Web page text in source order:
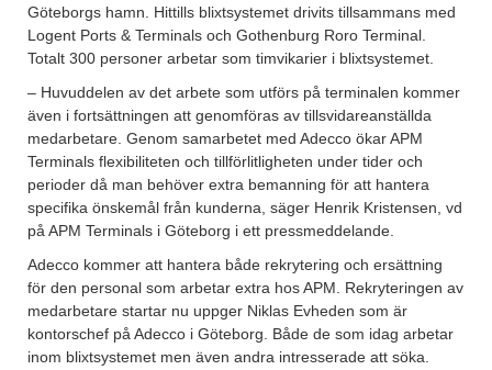
Göteborgs hamn. Hittills blixtsystemet drivits tillsammans med
Logent Ports & Terminals och Gothenburg Roro Terminal.
Totalt 300 personer arbetar som timvikarier i blixtsystemet.
– Huvuddelen av det arbete som utförs på terminalen kommer
även i fortsättningen att genomföras av tillsvidareanställda
medarbetare. Genom samarbetet med Adecco ökar APM
Terminals flexibiliteten och tillförlitligheten under tider och
perioder då man behöver extra bemanning för att hantera
specifika önskemål från kunderna, säger Henrik Kristensen, vd
på APM Terminals i Göteborg i ett pressmeddelande.
Adecco kommer att hantera både rekrytering och ersättning
för den personal som arbetar extra hos APM. Rekryteringen av
medarbetare startar nu uppger Niklas Evheden som är
kontorschef på Adecco i Göteborg. Både de som idag arbetar
inom blixtsystemet men även andra intresserade att söka.